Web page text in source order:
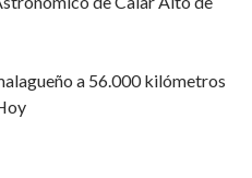
a 56.000 kilómetros